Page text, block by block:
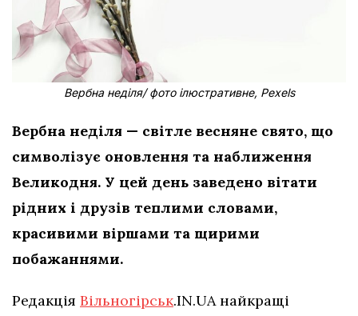
Вербна неділя/ фото ілюстративне, Pexels
Вербна неділя — світле весняне свято, що
символізує оновлення та наближення
Великодня. У цей день заведено вітати
рідних і друзів теплими словами,
красивими віршами та щирими
побажаннями.
Редакція Вільногірськ.IN.UA найкращі